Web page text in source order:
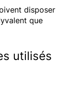
disposer
que
utilisés